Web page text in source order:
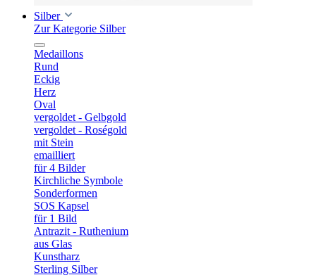
Silber
Zur Kategorie Silber
Medaillons
Rund
Eckig
Herz
Oval
vergoldet - Gelbgold
vergoldet - Roségold
mit Stein
emailliert
für 4 Bilder
Kirchliche Symbole
Sonderformen
SOS Kapsel
für 1 Bild
Antrazit - Ruthenium
aus Glas
Kunstharz
Sterling Silber